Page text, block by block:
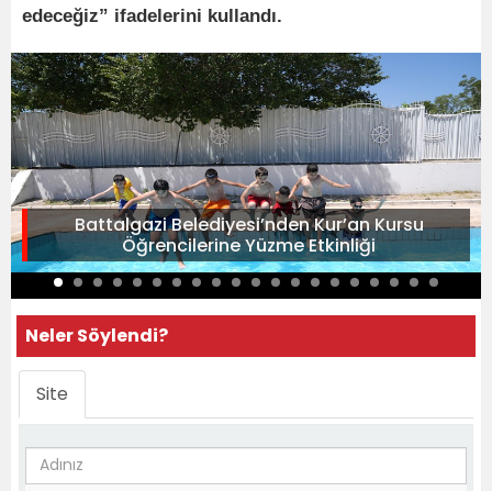
edeceğiz” ifadelerini kullandı.
Battalgazi Belediyesi’nden Kur’an Kursu
Öğrencilerine Yüzme Etkinliği
Neler Söylendi?
Site